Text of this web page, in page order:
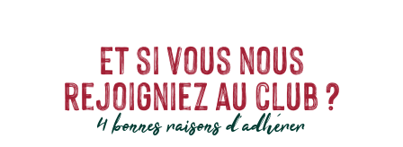
Et si vous nous
rejoigniez au club ?
4 bonnes raisons d'adhérer